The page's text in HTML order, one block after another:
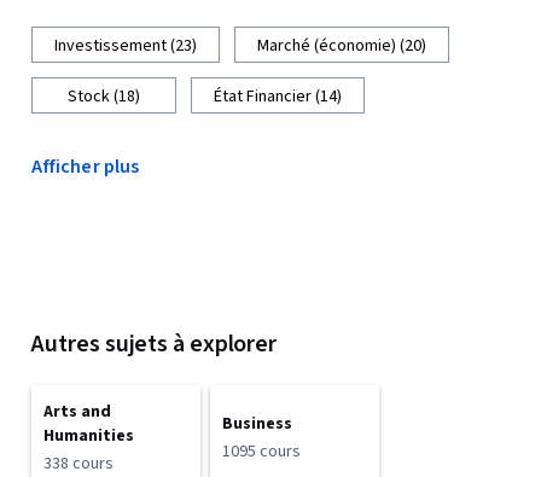
Investissement (23) Marché (économie) (20)
Stock (18) État Financier (14)
Afficher plus
Autres sujets à explorer
Arts and
Humanities
338 cours
Business
1095 cours